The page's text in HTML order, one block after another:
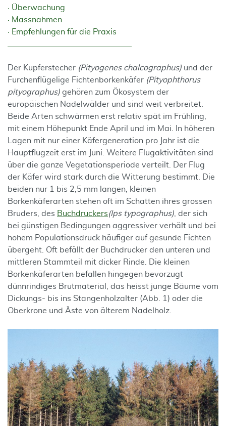
Überwachung
Massnahmen
Empfehlungen für die Praxis
Der Kupferstecher (Pityogenes chalcographus) und der
Furchenflügelige Fichtenborkenkäfer (Pityophthorus
pityographus) gehören zum Ökosystem der
europäischen Nadelwälder und sind weit verbreitet.
Beide Arten schwärmen erst relativ spät im Frühling,
mit einem Höhepunkt Ende April und im Mai. In höheren
Lagen mit nur einer Käfergeneration pro Jahr ist die
Hauptflugzeit erst im Juni. Weitere Flugaktivitäten sind
über die ganze Vegetationsperiode verteilt. Der Flug
der Käfer wird stark durch die Witterung bestimmt. Die
beiden nur 1 bis 2,5 mm langen, kleinen
Borkenkäferarten stehen oft im Schatten ihres grossen
Bruders, des Buchdruckers(Ips typographus) , der sich
bei günstigen Bedingungen aggressiver verhält und bei
hohem Populationsdruck häufiger auf gesunde Fichten
übergeht. Oft befällt der Buchdrucker den unteren und
mittleren Stammteil mit dicker Rinde. Die kleinen
Borkenkäferarten befallen hingegen bevorzugt
dünnrindiges Brutmaterial, das heisst junge Bäume vom
Dickungs- bis ins Stangenholzalter (Abb. 1) oder die
Oberkrone und Äste von älterem Nadelholz.